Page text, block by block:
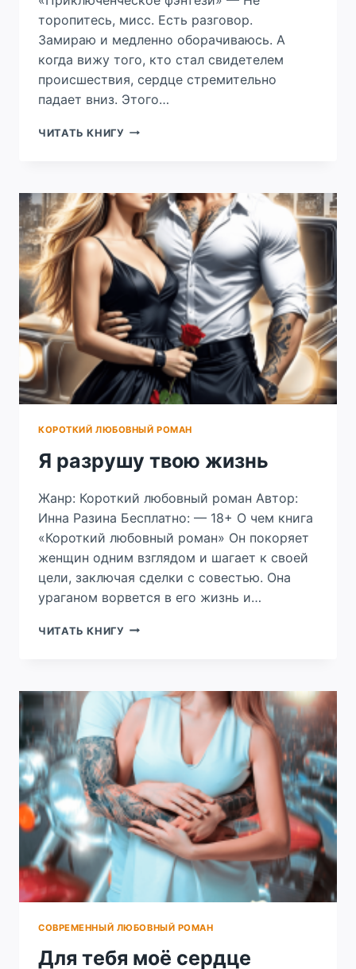
торопитесь, мисс. Есть разговор.
Замираю и медленно оборачиваюсь. А
когда вижу того, кто стал свидетелем
происшествия, сердце стремительно
падает вниз. Этого…
ЧИТАТЬ КНИГУ ИСТИННАЯ
ВЫБОР
СУДЬБЫ
КОРОТКИЙ ЛЮБОВНЫЙ РОМАН
Я разрушу твою жизнь
Жанр: Короткий любовный роман Автор:
Инна Разина Бесплатно: — 18+ О чем книга
«Короткий любовный роман» Он покоряет
женщин одним взглядом и шагает к своей
цели, заключая сделки с совестью. Она
ураганом ворвется в его жизнь и…
ЧИТАТЬ КНИГУ Я
СОВРЕМЕННЫЙ ЛЮБОВНЫЙ РОМАН
Для тебя моё сердце